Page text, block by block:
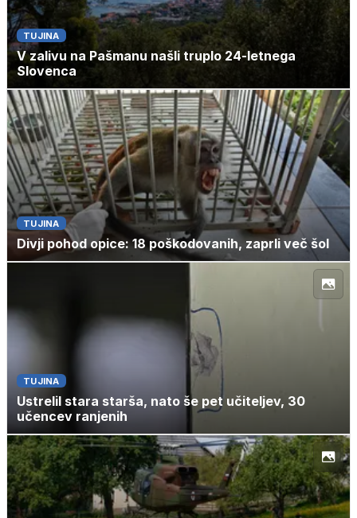
TUJINA
V zalivu na Pašmanu našli truplo 24-letnega
Slovenca
TUJINA
Divji pohod opice: 18 poškodovanih, zaprli več šol
TUJINA
Ustrelil stara starša, nato še pet učiteljev, 30
učencev ranjenih